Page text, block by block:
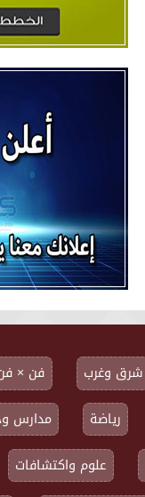
شرق وغرب فن ×
رياضة مدارس
علوم واكتشافات